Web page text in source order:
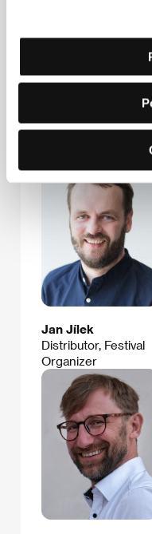
Jan Jílek
Distributor, Festival
Organizer